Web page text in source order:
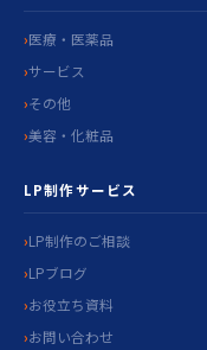
医療・医薬品
サービス
その他
美容・化粧品
LP制作サービス
LP制作のご相談
LPブログ
お役立ち資料
お問い合わせ